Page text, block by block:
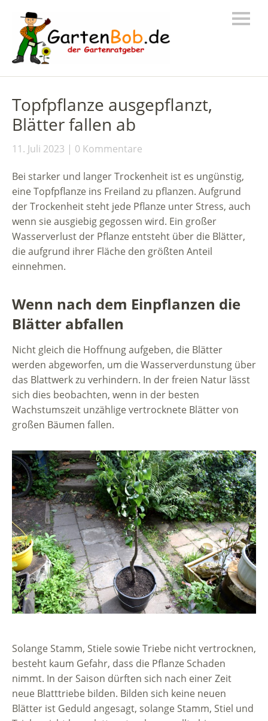
Topfpflanze ausgepflanzt,
Blätter fallen ab
11. Juli 2023 0 Kommentare
Bei starker und langer Trockenheit ist es ungünstig,
eine Topfpflanze ins Freiland zu pflanzen. Aufgrund
der Trockenheit steht jede Pflanze unter Stress, auch
wenn sie ausgiebig gegossen wird. Ein großer
Wasserverlust der Pflanze entsteht über die Blätter,
die aufgrund ihrer Fläche den größten Anteil
einnehmen.
Wenn nach dem Einpflanzen die
Blätter abfallen
Nicht gleich die Hoffnung aufgeben, die Blätter
werden abgeworfen, um die Wasserverdunstung über
das Blattwerk zu verhindern. In der freien Natur lässt
sich dies beobachten, wenn in der besten
Wachstumszeit unzählige vertrocknete Blätter von
großen Bäumen fallen.
Solange Stamm, Stiele sowie Triebe nicht vertrocknen,
besteht kaum Gefahr, dass die Pflanze Schaden
nimmt. In der Saison dürften sich nach einer Zeit
neue Blatttriebe bilden. Bilden sich keine neuen
Blätter ist Geduld angesagt, solange Stamm, Stiel und